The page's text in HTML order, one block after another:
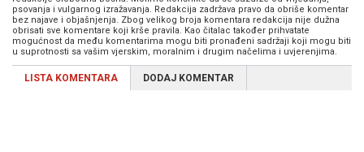
psovanja i vulgarnog izražavanja. Redakcija zadržava pravo da obriše komentar
bez najave i objašnjenja. Zbog velikog broja komentara redakcija nije dužna
obrisati sve komentare koji krše pravila. Kao čitalac također prihvatate
mogućnost da među komentarima mogu biti pronađeni sadržaji koji mogu biti
u suprotnosti sa vašim vjerskim, moralnim i drugim načelima i uvjerenjima.
LISTA KOMENTARA DODAJ KOMENTAR